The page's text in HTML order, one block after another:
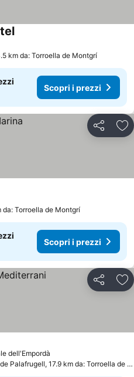
Scopri i prezzi
km da: Torroella de Montgrí
Scopri i prezzi
Condividi
da: Torroella de Montgrí
Scopri i prezzi
Condividi
dell'Empordà
prezzi
Palafrugell, 17.9 km da: Torroella de